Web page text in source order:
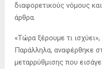
διαφορετικούς νόμους
άρθρα.
«Τώρα ξέρουμε τι ισχύει»,
Παράλληλα, αναφέρθηκε
μεταρρύθμισης που